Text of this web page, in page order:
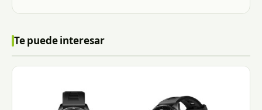
Te puede interesar